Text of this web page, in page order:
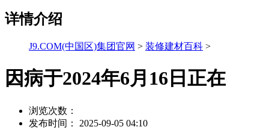
详情介绍
J9.COM(中国区)集团官网 > 装修建材百科 >
因病于2024年6月16日正在
浏览次数：
发布时间： 2025-09-05 04:10